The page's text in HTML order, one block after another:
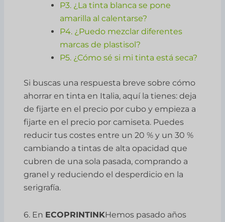
P3. ¿La tinta blanca se pone
amarilla al calentarse?
P4. ¿Puedo mezclar diferentes
marcas de plastisol?
P5. ¿Cómo sé si mi tinta está seca?
Si buscas una respuesta breve sobre cómo
ahorrar en tinta en Italia, aquí la tienes: deja
de fijarte en el precio por cubo y empieza a
fijarte en el precio por camiseta. Puedes
reducir tus costes entre un 20 % y un 30 %
cambiando a tintas de alta opacidad que
cubren de una sola pasada, comprando a
granel y reduciendo el desperdicio en la
serigrafía.
6. En ECOPRINTINKHemos pasado años